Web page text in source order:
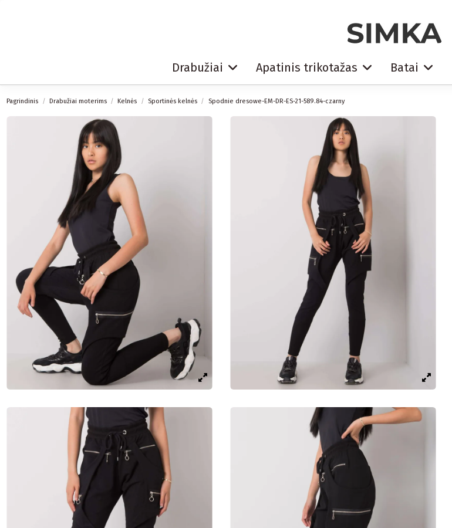
Drabužiai Apatinis trikotažas Batai
Pagrindinis Drabužiai moterims Kelnės Sportinės kelnės Spodnie dresowe-EM-DR-ES-21-589.84-czarny